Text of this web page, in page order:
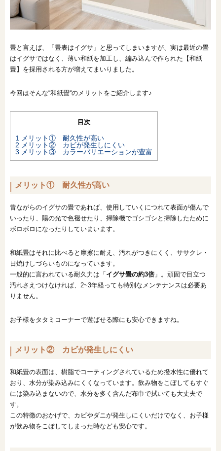
畳と言えば、「畳表はイグサ」と思ってしまいますが、実は最近の畳
はイグサではなく、薄い和紙を加工し、編み込んで作られた【和紙
畳】を採用される方が増えてまいりました。
今回はそんな“和紙畳“のメリットをご紹介します♪
目次
1
メリット① 耐久性が高い
2 メリット② カビが発生しにくい
3 メリット③ カラーバリエーションが豊富
メリット① 耐久性が高い
昔ながらのイグサの畳であれば、使用していくにつれて表面が傷んで
いったり、陽の光で色褪せたり、掃除機でゴシゴシと掃除したために
ボロボロになったりしていまいます。
和紙畳はそれに比べると摩擦に耐え、汚れがつきにくく、ササクレ・
日焼けしづらいものになっています。
一般的に言われている耐久力は「 イグサ畳の約3倍 」。頑固で目立つ
汚れさえつけなければ、2~3年経っても特別なメンテナンスは必要あ
りません。
お子様をタタミコーナーで遊ばせる際にも安心できますね。
メリット② カビが発生しにくい
和紙畳の表面は、樹脂でコーティングされているため撥水性に優れて
おり、水分が染み込みにくくなっています。飲み物をこぼしてもすぐ
には染み込まないので、水分を多く含んだ布巾で拭いても大丈夫で
す。
この特徴のおかげで、カビやダニが発生しにくいだけでなく、お子様
が飲み物をこぼしてしまった時なども安心です。